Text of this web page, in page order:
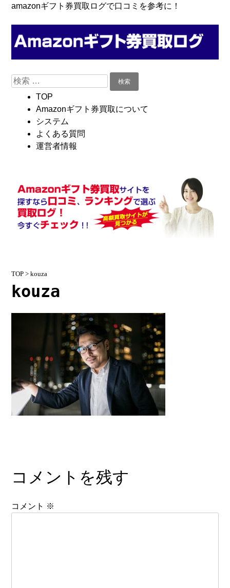
コ
ン
移
Skip
amazonギフト券買取ログで口コミを参考に！
検
索:
TOP
Amazonギフト券買取について
システム
よくある質問
運営者情報
TOP > kouza
kouza
コメントを残す
コメント ※